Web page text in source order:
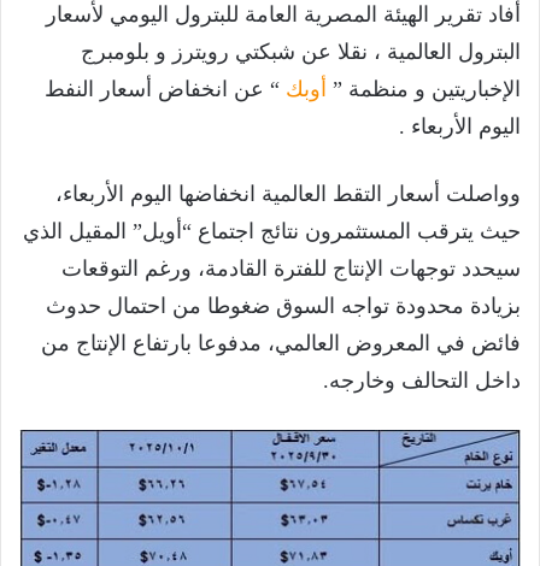
أفاد تقرير الهيئة المصرية العامة للبترول اليومي لأسعار
البترول العالمية ، نقلا عن شبكتي رويترز و بلومبرج
الإخباريتين و منظمة ” أوبك “ عن انخفاض أسعار النفط
اليوم الأربعاء .
وواصلت أسعار التقط العالمية انخفاضها اليوم الأربعاء،
حيث يترقب المستثمرون نتائج اجتماع “أويل” المقيل الذي
سيحدد توجهات الإنتاج للفترة القادمة، ورغم التوقعات
بزيادة محدودة تواجه السوق ضغوطا من احتمال حدوث
فائض في المعروض العالمي، مدفوعا بارتفاع الإنتاج من
داخل التحالف وخارجه.